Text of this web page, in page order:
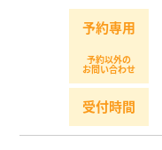
予約専用
予約以外の
お問い合わせ
受付時間